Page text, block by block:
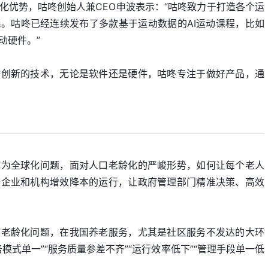
优势，咕咚创始人兼CEO申波表示：“咕咚致力于打造各个运
咕咚已经连续发布了多款基于运动数据的AI运动课程，比如
硬件。”
新的技术，无论是软件还是硬件，咕咚专注于做好产品，通
全球化问题，面对人口老龄化的严峻形势，如何让每个老人
业和机构增效降本的运行，让政府管理部门精准决策、高效
龄化问题，在我国养老服务，尤其是社区服务不发达的大环
式单一”“服务质量参差不齐”“运行效率低下”“管理手段单一低